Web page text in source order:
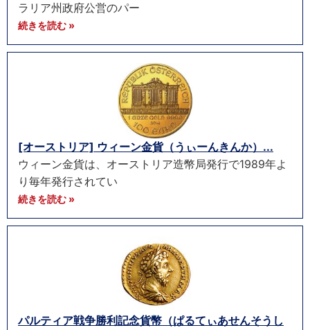
ラリア州政府公営のパー
続きを読む »
[オーストリア] ウィーン金貨（うぃーんきんか）...
ウィーン金貨は、オーストリア造幣局発行で1989年よ
り毎年発行されてい
続きを読む »
パルティア戦争勝利記念貨幣（ぱるてぃあせんそうし